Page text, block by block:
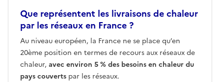
Que représentent les livraisons de chaleur
par les réseaux en France ?
Au niveau européen, la France ne se place qu’en
20ème position en termes de recours aux réseaux de
chaleur, avec environ 5 % des besoins en chaleur du
pays couverts par les réseaux.